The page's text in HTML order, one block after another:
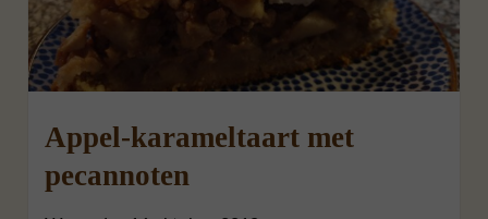
Appel-karameltaart met
pecannoten